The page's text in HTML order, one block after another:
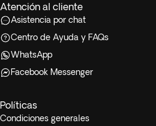
Atención al cliente
Asistencia por chat
Centro de Ayuda y FAQs
WhatsApp
Facebook Messenger
Políticas
Condiciones generales